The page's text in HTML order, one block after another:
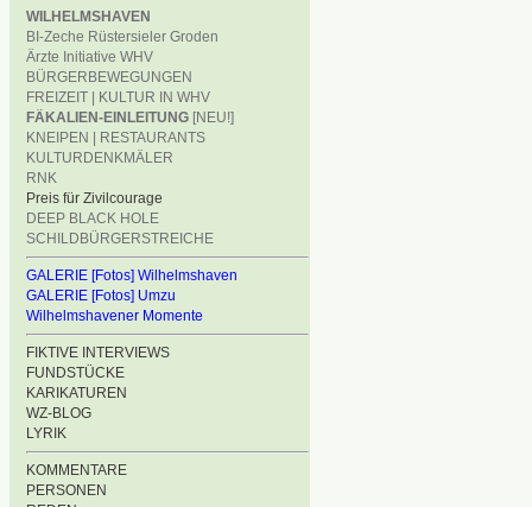
WILHELMSHAVEN
BI-Zeche Rüstersieler Groden
Ärzte Initiative WHV
BÜRGERBEWEGUNGEN
FREIZEIT | KULTUR IN WHV
FÄKALIEN-EINLEITUNG [NEU!]
KNEIPEN | RESTAURANTS
KULTURDENKMÄLER
RNK
Preis für Zivilcourage
DEEP BLACK HOLE
SCHILDBÜRGERSTREICHE
GALERIE [Fotos] Wilhelmshaven
GALERIE [Fotos] Umzu
Wilhelmshavener Momente
FIKTIVE INTERVIEWS
FUNDSTÜCKE
KARIKATUREN
WZ-BLOG
LYRIK
KOMMENTARE
PERSONEN